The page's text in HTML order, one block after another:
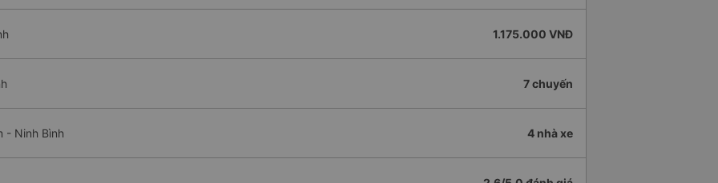
1.175.000 VNĐ
7 chuyến
- Ninh Bình 4 nhà xe